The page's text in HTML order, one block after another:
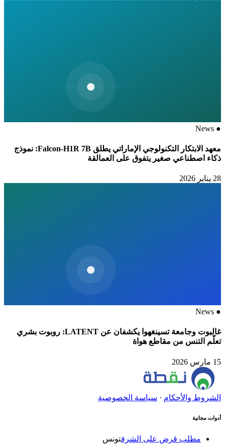
●
News
معهد الابتكار التكنولوجي الإماراتي يطلق Falcon-H1R 7B: نموذج
ذكاء اصطناعي صغير يتفوق على العمالقة
28 يناير 2026
●
News
غالبوت وجامعة تسينغهوا يكشفان عن LATENT: روبوت بشري
تعلّم التنس من مقاطع هواة
15 مارس 2026
الشروط والأحكام· سياسة الخصوصية
أدوات مجانية
مطلب قرض على الشرف تونس